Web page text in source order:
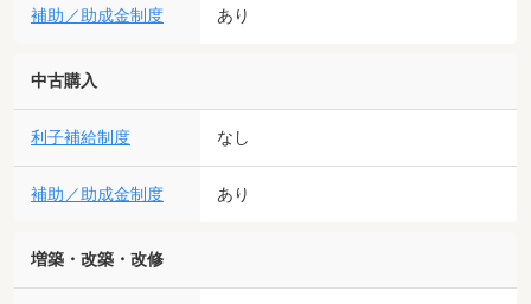
補助／助成金制度 あり
中古購入
利子補給制度 なし
補助／助成金制度 あり
増築・改築・改修